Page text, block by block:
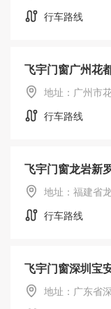
行车路线
飞宇门窗广州花
地址：广州市
行车路线
飞宇门窗龙岩新
地址：福建省
行车路线
飞宇门窗深圳宝
地址：广东省